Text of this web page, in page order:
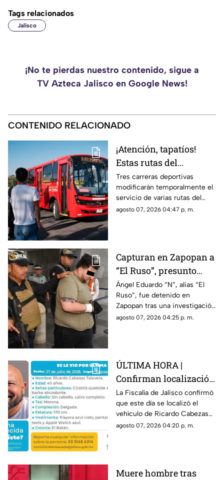
Tags relacionados
Jalisco
¡No te pierdas nuestro contenido, sigue a
TV Azteca Jalisco en Google News!
CONTENIDO RELACIONADO
¡Atención, tapatíos!
Estas rutas del
transporte público
tendrán pausas en
Guadalajara
Tres carreras deportivas
modificarán temporalmente el
servicio de varias rutas del
transporte público este
agosto 07, 2026 04:47 p. m.
Capturan en Zapopan a
“El Ruso”, presunto
autor intelectual de
homicidios en Playa
del Carmen
Ángel Eduardo “N”, alias “El
Ruso”, fue detenido en
Zapopan tras una investigación
de tres meses; enfrenta dos
agosto 07, 2026 04:25 p. m.
ÚLTIMA HORA |
Confirman localización
del vehículo en el que
viaja Ricardo Cabezas
Talavera cuando
desapareció
La Fiscalía de Jalisco confirmó
que este día se localizó el
vehículo de Ricardo Cabezas
Talavera, inmobiliario
agosto 07, 2026 04:20 p. m.
Muere hombre tras